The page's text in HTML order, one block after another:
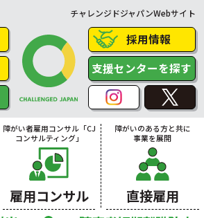
チャレンジドジャパンWebサイト
採用情報
支援センターを探す
障がい者雇用コンサル「CJ
コンサルティング」
雇用コンサル
障がいのある方と共に
事業を展開
直接雇用